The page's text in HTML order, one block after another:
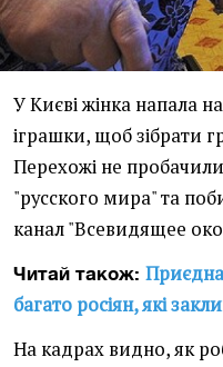
У Києві жінка напала
іграшки, щоб зібрати
Перехожі не
"русского мира" та
канал "Всевидящее
Читай також:
багато росіян, які
На кадрах видно, як